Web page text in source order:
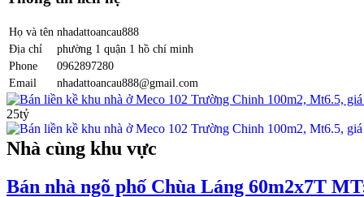
Họ và tên nhadattoancau888
Địa chỉ
phường 1 quận 1 hồ chí minh
Phone
0962897280
Email
nhadattoancau888@gmail.com
Bán liền kề khu nhà ở Meco 102 Trường Chinh 100m2, Mt6.5,
25tỷ
Nhà cùng khu vực
Bán nhà ngõ phố Chùa Láng 60m2x7T